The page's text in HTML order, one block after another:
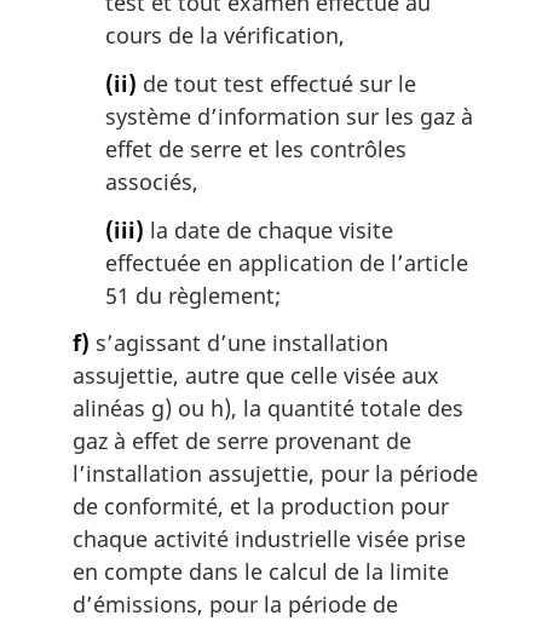
cours de la vérification,
(ii) de tout test effectué sur le
système d’information sur les gaz à
effet de serre et les contrôles
associés,
(iii) la date de chaque visite
effectuée en application de l’article
51 du règlement;
f) s’agissant d’une installation
assujettie, autre que celle visée aux
alinéas g) ou h), la quantité totale des
gaz à effet de serre provenant de
l’installation assujettie, pour la période
de conformité, et la production pour
chaque activité industrielle visée prise
en compte dans le calcul de la limite
d’émissions, pour la période de